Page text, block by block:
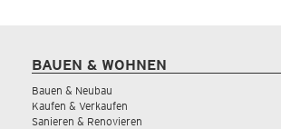
BAUEN & WOHNEN
Bauen & Neubau
Kaufen & Verkaufen
Sanieren & Renovieren